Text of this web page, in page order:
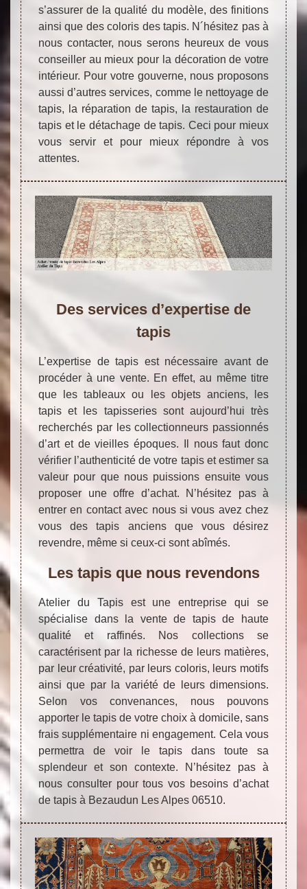
s’assurer de la qualité du modèle, des finitions
ainsi que des coloris des tapis. N´hésitez pas à
nous contacter, nous serons heureux de vous
conseiller au mieux pour la décoration de votre
intérieur. Pour votre gouverne, nous proposons
aussi d’autres services, comme le nettoyage de
tapis, la réparation de tapis, la restauration de
tapis et le détachage de tapis. Ceci pour mieux
vous servir et pour mieux répondre à vos
attentes.
Des services d’expertise de
tapis
L’expertise de tapis est nécessaire avant de
procéder à une vente. En effet, au même titre
que les tableaux ou les objets anciens, les
tapis et les tapisseries sont aujourd’hui très
recherchés par les collectionneurs passionnés
d’art et de vieilles époques. Il nous faut donc
vérifier l’authenticité de votre tapis et estimer sa
valeur pour que nous puissions ensuite vous
proposer une offre d’achat. N’hésitez pas à
entrer en contact avec nous si vous avez chez
vous des tapis anciens que vous désirez
revendre, même si ceux-ci sont abîmés.
Les tapis que nous revendons
Atelier du Tapis est une entreprise qui se
spécialise dans la vente de tapis de haute
qualité et raffinés. Nos collections se
caractérisent par la richesse de leurs matières,
par leur créativité, par leurs coloris, leurs motifs
ainsi que par la variété de leurs dimensions.
Selon vos convenances, nous pouvons
apporter le tapis de votre choix à domicile, sans
frais supplémentaire ni engagement. Cela vous
permettra de voir le tapis dans toute sa
splendeur et son contexte. N’hésitez pas à
nous consulter pour tous vos besoins d’achat
de tapis à Bezaudun Les Alpes 06510.